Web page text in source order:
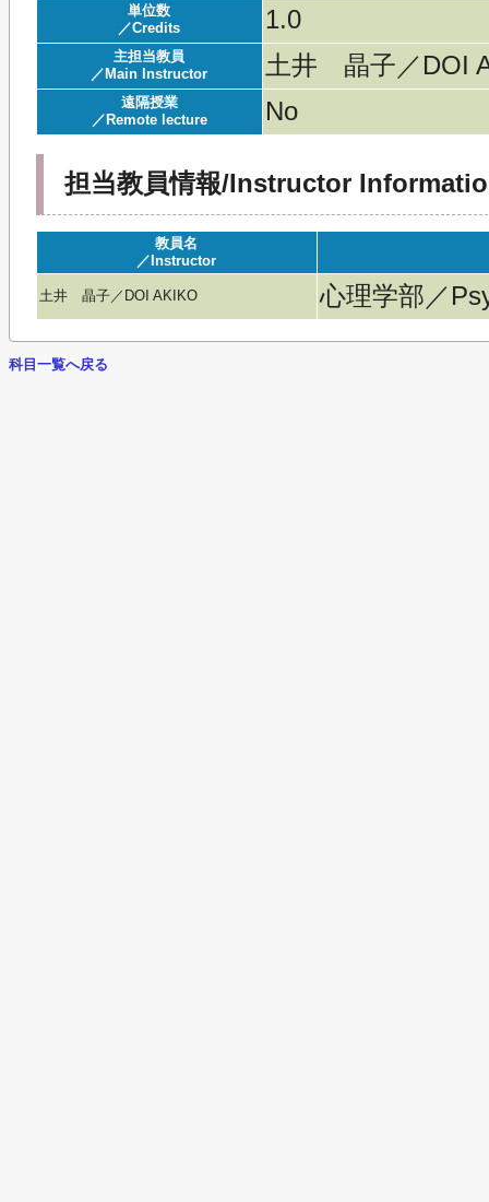
単位数
／Credits
1.0
主担当教員
／Main Instructor
土井 晶子／DOI
遠隔授業
／Remote lecture
No
担当教員情報/Instructor
教員名
／Instructor
土井 晶子／DOI AKIKO 心理学部／
科目一覧へ戻る